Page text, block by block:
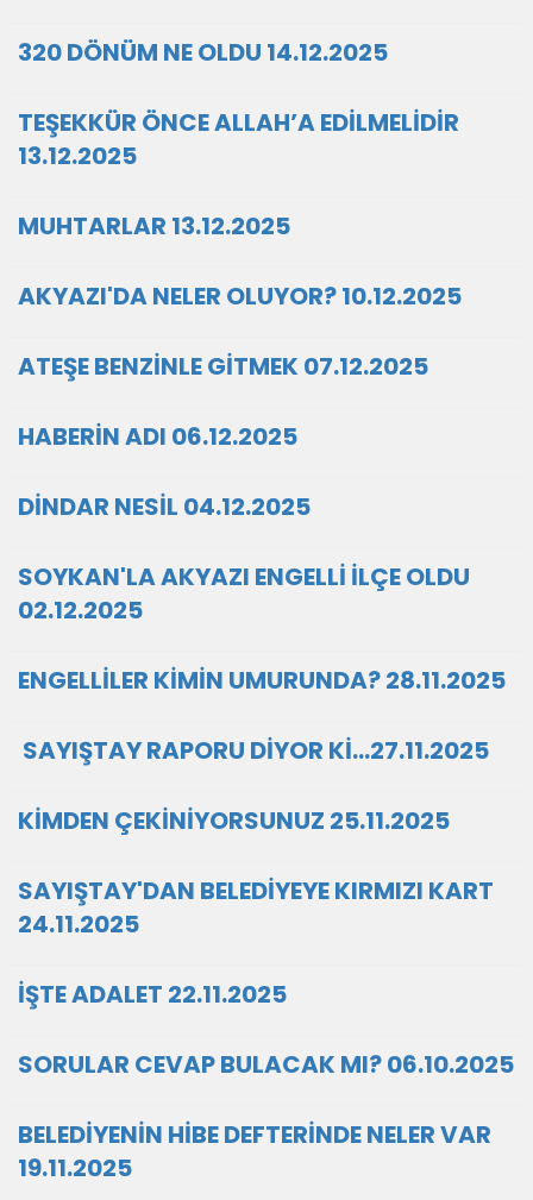
320 DÖNÜM NE OLDU 14.12.2025
TEŞEKKÜR ÖNCE ALLAH’A EDİLMELİDİR
13.12.2025
MUHTARLAR 13.12.2025
AKYAZI'DA NELER OLUYOR? 10.12.2025
ATEŞE BENZİNLE GİTMEK 07.12.2025
HABERİN ADI 06.12.2025
DİNDAR NESİL 04.12.2025
SOYKAN'LA AKYAZI ENGELLİ İLÇE OLDU
02.12.2025
ENGELLİLER KİMİN UMURUNDA? 28.11.2025
SAYIŞTAY RAPORU DİYOR Kİ…27.11.2025
KİMDEN ÇEKİNİYORSUNUZ 25.11.2025
SAYIŞTAY'DAN BELEDİYEYE KIRMIZI KART
24.11.2025
İŞTE ADALET 22.11.2025
SORULAR CEVAP BULACAK MI? 06.10.2025
BELEDİYENİN HİBE DEFTERİNDE NELER VAR
19.11.2025